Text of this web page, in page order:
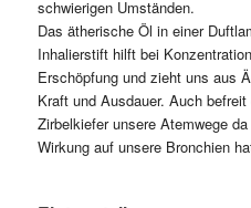
schwierigen Umständen.
Das ätherische Öl in einer
Inhalierstift hilft bei
Erschöpfung und zieht uns aus
Kraft und Ausdauer. Auch
Zirbelkiefer unsere Atemwege
Wirkung auf unsere Bronchien